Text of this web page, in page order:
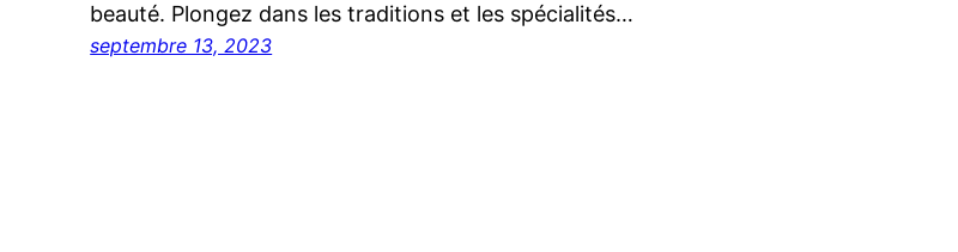
beauté. Plongez dans les traditions et les spécialités…
septembre 13, 2023